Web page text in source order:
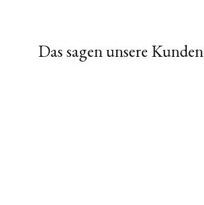
Das sagen unsere Kunden